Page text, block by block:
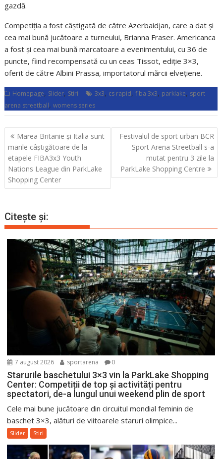
gazdă.
Competiția a fost câștigată de către Azerbaidjan, care a dat și
cea mai bună jucătoare a turneului, Brianna Fraser. Americanca
a fost și cea mai bună marcatoare a evenimentului, cu 36 de
puncte, fiind recompensată cu un ceas Tissot, ediție 3×3,
oferit de către Albini Prassa, importatorul mărcii elvețiene.
Homepage, Slider, Stiri 3x3, cs rapid,fiba 3x3, parklake, sport
arena streetball,womens series
Navigare
în
articole
Marea Britanie și Italia sunt
marile câștigătoare de la
etapele FIBA3x3 Youth
Nations League din ParkLake
Shopping Center
Festivalul de sport urban BCR
Sport Arena Streetball s-a
mutat pentru 3 zile la
ParkLake Shopping Centre
Citește și:
7 august 2026 sportarena 0
Starurile baschetului 3×3 vin la ParkLake Shopping
Center: Competiții de top și activități pentru
spectatori, de-a lungul unui weekend plin de sport
Cele mai bune jucătoare din circuitul mondial feminin de
baschet 3×3, alături de viitoarele staruri olimpice...
Slider Stiri